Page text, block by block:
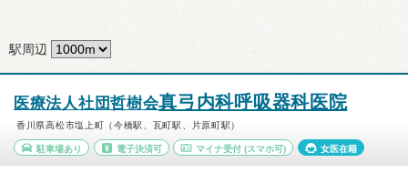
駅周辺
医療法人社団哲樹会真弓内科呼吸器科医院
香川県高松市塩上町（今橋駅、瓦町駅、片原町駅）
駐車場あり 電子決済可 マイナ受付 (スマホ可) 女医在籍